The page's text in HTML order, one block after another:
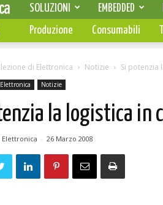
SOLUZIONI EMBEDDED
Produzione Consumabili
di Elettronica Notizie Si potenzia
Notizie
la logistica in
Elettronica - 26 Marzo 2008